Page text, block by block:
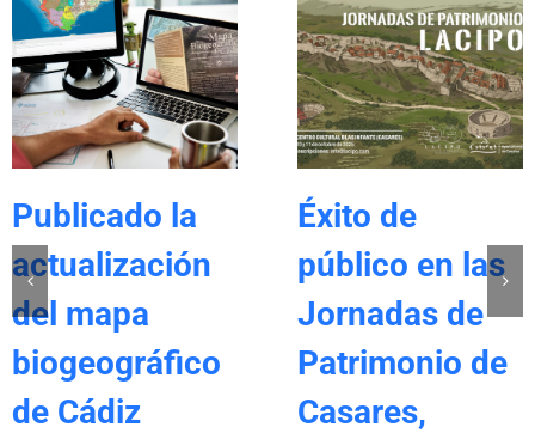
Publicado la
actualización
del mapa
biogeográfico
de Cádiz
Éxito de
público en las
Jornadas de
Patrimonio de
Casares,